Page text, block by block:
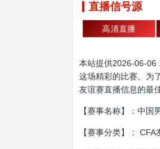
直播信号源
高清直播
本站提供2026-06-06
这场精彩的比赛。为
友谊赛直播信息的最
【赛事名称】：中国
【赛事分类】： CFA